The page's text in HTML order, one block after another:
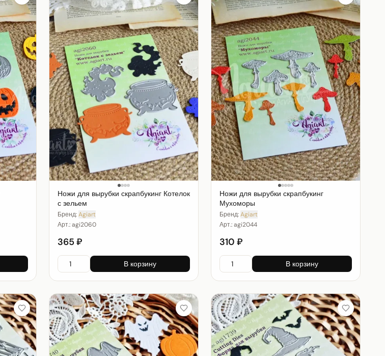
Ножи для вырубки скрапбукинг Котелок
с зельем
Бренд:Agiart
Арт.:agi2060
365 ₽
В корзину
Ножи для вырубки скрапбукинг
Мухоморы
Бренд:Agiart
Арт.:agi2044
310 ₽
В корзину